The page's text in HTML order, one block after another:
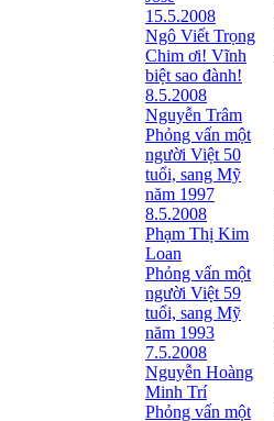
15.5.2008
Ngô Viết Trọng
Chim ơi! Vĩnh
biệt sao đành!
8.5.2008
Nguyễn Trâm
Phỏng vấn một
người Việt 50
tuổi, sang Mỹ
năm 1997
8.5.2008
Phạm Thị Kim
Loan
Phỏng vấn một
người Việt 59
tuổi, sang Mỹ
năm 1993
7.5.2008
Nguyễn Hoàng
Minh Trí
Phỏng vấn một